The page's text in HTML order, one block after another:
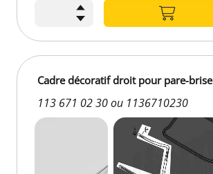
Cadre décoratif droit pour pare-brise
113 671 02 30 ou 1136710230